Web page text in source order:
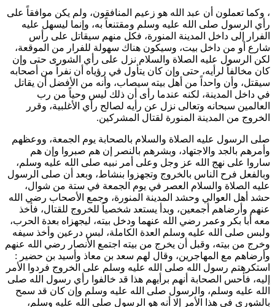
، وكما تعملون أن عبد الله هو زعيم المنافقون، ولم يكن موافقاً على
رأي الرسول صلى الله عليه وسلم ومقتنعاً به، وإنما ليسهل عليه
الفرار إلى داخل المدينة المنورة، فكل منهم سيقاتل على رأس
شارع أو من داخل بيت، وسيكون هناك سهولة للفرار من الموقعة،
لكن الرسول عليه الصلاة والسلام نزل على رأي الشورى حتى وإن
كان مخالفاً لرأيه، حتى وإن كان يتأول في رؤياه أن نفراً من أصحابه
سيقتل، وأن واحداً من أهل بيته سيصاب، وأنه من الأفضل أن يقاتل
في داخل المدينة، لكنه عندما رأى أن ذلك ليس وحياً من رب
العالمين سبحانه وتعالى نزل عن رأيه لصالح رأي الأغلبية، وقرر
الخروج من المدينة المنورة لقتال المشركين.
صلى الرسول عليه الصلاة والسلام بالصحابة يوم الجمعة، ووعظهم
وأمرهم بالجد والاجتهاد، وبشرهم بالنصر إن هم صبروا وإن هم
ساروا على نهج الله عز وجل وعلى أمر نبيه صلى الله عليه وسلم،
وبالفعل فرح الناس بالخروج وتجهزوا بنشاط، وبعد أن صلى الرسول
عليه الصلاة والسلام العصر في يوم الجمعة في ستة من شوال،
حشد أهل العوالي وحشد المدينة المنورة، وجمع الأصحاب رضي الله
عنهم وأرضاهم أجمعين، وبدأ يستعد شخصياً للخروج للقتال، فأخذ
معه أبا بكر وعمر رضي الله عنهما ودخل بيته، ليجهزاه بعدة الحرب،
ولبس صلى الله عليه وسلم العدة الكاملة، لبس درعين وأخذ سيفه
وخرج من بيته، وقبل أن يخرج من بيته اجتمع الأنصار رضي الله عنهم
وأرضاهم مع المهاجرين، وقال لهم سعد بن معاذ و أسيد بن حضير :
استكرهتم رسول الله صلى الله عليه وسلم على الخروج فردوا الأمر
إليه، فأحس الصحابة أنهم برأيهم هذا قد خالفوا رأي رسول الله صلى
الله عليه وسلم، والرسول صلى الله عليه وسلم وإن كان قد سمح
بالشورى في هذا الأمر إلا أنه هو الرسول صلى الله عليه وسلم،